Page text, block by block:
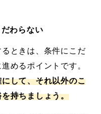
わらない
ときは、条件にこだ
めるポイントです。
して、それ以外のこ
持ちましょう。